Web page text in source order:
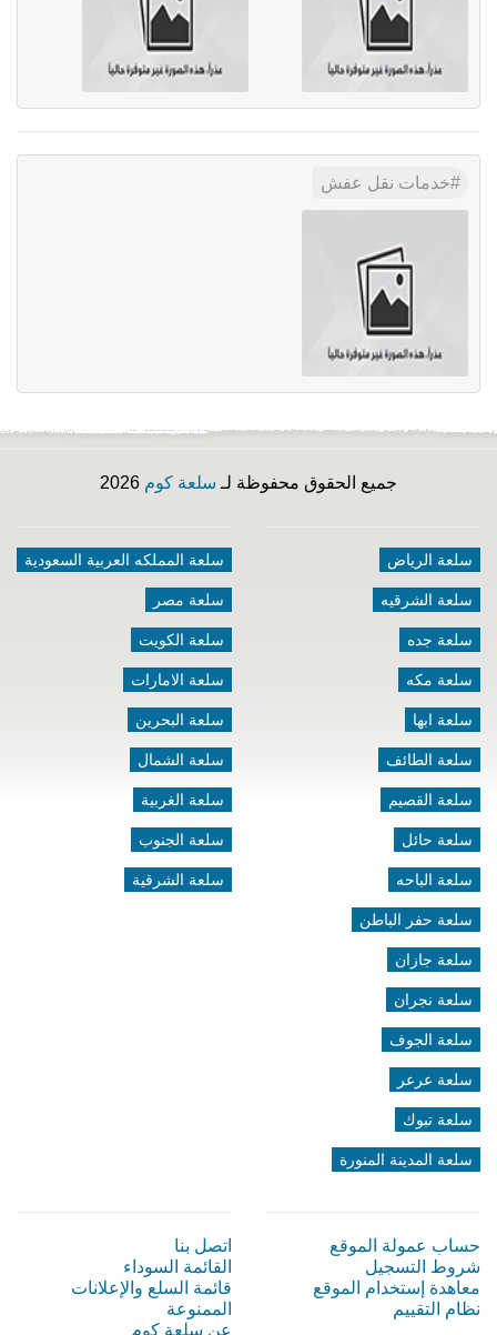
خدمات نقل عفش
جميع الحقوق محفوظة لـ سلعة كوم
سلعة الرياض
سلعة الشرقيه
سلعة جده
سلعة مكه
سلعة ابها
سلعة الطائف
سلعة القصيم
سلعة حائل
سلعة الباحه
سلعة حفر الباطن
سلعة جازان
سلعة نجران
سلعة الجوف
سلعة عرعر
سلعة تبوك
سلعة المدينة المنورة
سلعة المملكه العربية السعودية
سلعة مصر
سلعة الكويت
سلعة الامارات
سلعة البحرين
سلعة الشمال
سلعة الغربية
سلعة الجنوب
سلعة الشرقية
حساب عمولة الموقع
شروط التسجيل
معاهدة إستخدام الموقع
نظام التقييم
اتصل بنا
القائمة السوداء
قائمة السلع والإعلانات
الممنوعة
عن سلعة كوم